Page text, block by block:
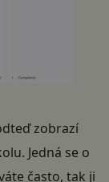
zobrazí
Jedná se o
často, tak ji